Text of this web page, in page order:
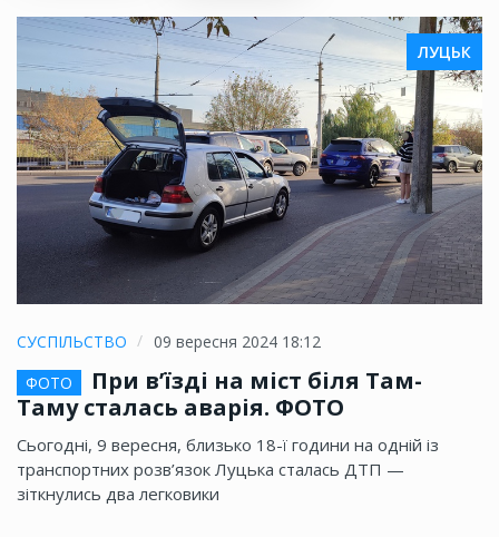
ЛУЦЬК
СУСПІЛЬСТВО
09 вересня 2024 18:12
ФОТО
При в’їзді на міст біля Там-
Таму сталась аварія. ФОТО
Сьогодні, 9 вересня, близько 18-ї години на одній із
транспортних розв’язок Луцька сталась ДТП —
зіткнулись два легковики